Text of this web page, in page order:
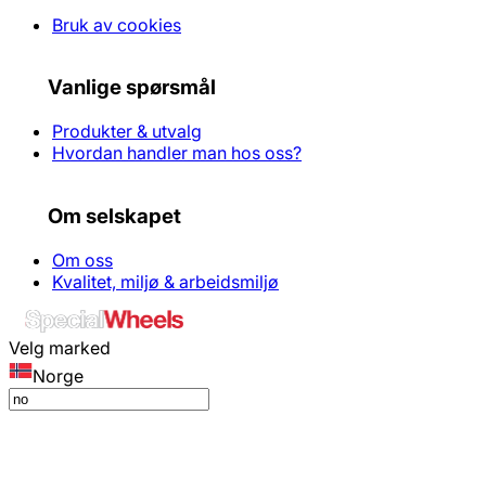
Bruk av cookies
Vanlige spørsmål
Produkter & utvalg
Hvordan handler man hos oss?
Om selskapet
Om oss
Kvalitet, miljø & arbeidsmiljø
Velg marked
Norge